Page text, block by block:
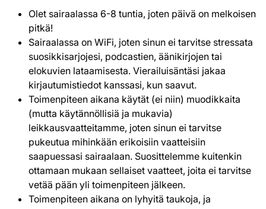
Olet sairaalassa 6-8 tuntia, joten päivä on melkoisen
pitkä!
Sairaalassa on WiFi, joten sinun ei tarvitse stressata
suosikkisarjojesi, podcastien, äänikirjojen tai
elokuvien lataamisesta. Vierailuisäntäsi jakaa
kirjautumistiedot kanssasi, kun saavut.
Toimenpiteen aikana käytät (ei niin) muodikkaita
(mutta käytännöllisiä ja mukavia)
leikkausvaatteitamme, joten sinun ei tarvitse
pukeutua mihinkään erikoisiin vaatteisiin
saapuessasi sairaalaan. Suosittelemme kuitenkin
ottamaan mukaan sellaiset vaatteet, joita ei tarvitse
vetää pään yli toimenpiteen jälkeen.
Toimenpiteen aikana on lyhyitä taukoja, ja